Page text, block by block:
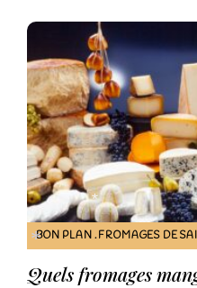
BON PLAN FROMAGES DE
Quels fromages
*